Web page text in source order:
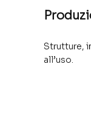
Strutture,
all’uso.